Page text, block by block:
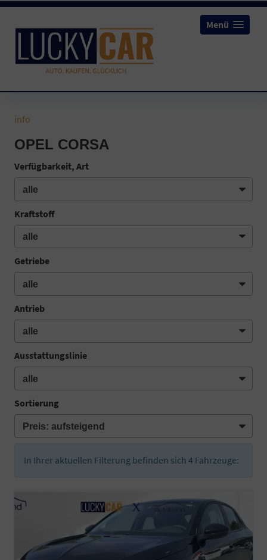
Menü
info
OPEL CORSA
Verfügbarkeit, Art
Kraftstoff
Getriebe
Antrieb
Ausstattungslinie
Sortierung
In Ihrer aktuellen Filterung befinden sich 4 Fahrzeuge: